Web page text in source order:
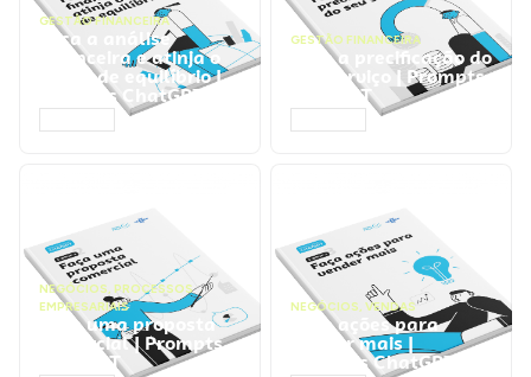
GESTÃO FINANCEIRA
Faça a análise
financeira e atinja o
ponto de equilíbrio |
Prompts ChatGPT
GESTÃO FINANCEIRA
Faça a precificação do
seu serviço | Prompts
ChatGPT
NEGÓCIOS, PROCESSOS
EMPRESARIAIS
Faça uma proposta
comercial | Prompts
ChatGPT
NEGÓCIOS, VENDAS
Faça ações para
vender mais |
Prompts ChatGPT